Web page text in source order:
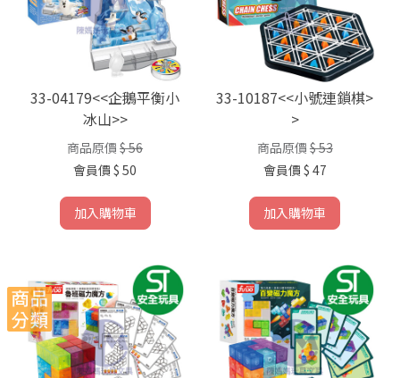
33-04179<<企鵝平衡小
冰山>>
商品原價 $ 56
會員價 $ 50
加入購物車
33-10187<<小號連鎖棋>
>
商品原價 $ 53
會員價 $ 47
加入購物車